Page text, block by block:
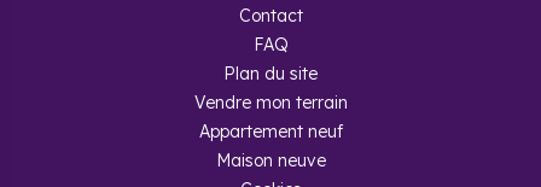
Contact
FAQ
Plan du site
Vendre mon terrain
Appartement neuf
Maison neuve